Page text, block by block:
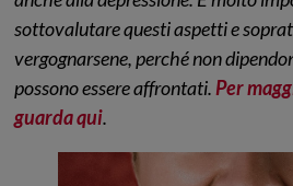
sottovalutare questi aspetti e
vergognarsene, perché non
possono essere affrontati. Per
guarda qui.